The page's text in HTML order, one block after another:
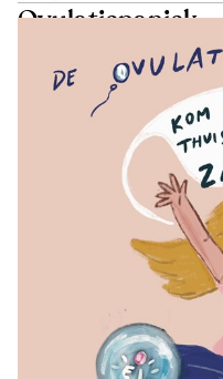
Ovulatiepaniek